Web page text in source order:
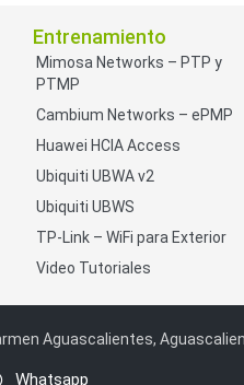
Entrenamiento
Mimosa Networks – PTP y
PTMP
Cambium Networks – ePMP
Huawei HCIA Access
Ubiquiti UBWA v2
Ubiquiti UBWS
TP-Link – WiFi para Exterior
Video Tutoriales
Aguascalientes,
Whatsapp